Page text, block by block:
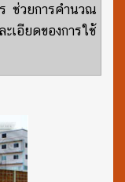
ช่วยการคำนวณ
เอียดของการใช้